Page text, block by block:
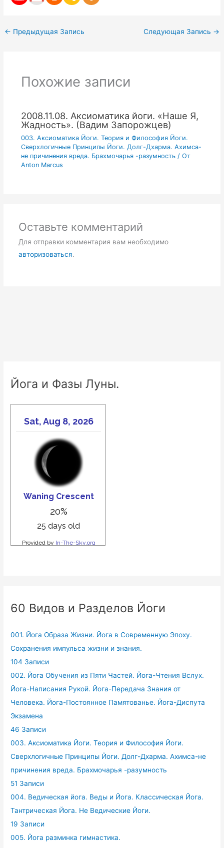
← Предыдущая Запись Следующая Запись →
Похожие записи
2008.11.08. Аксиоматика йоги. «Наше Я,
Жадность». (Вадим Запорожцев)
003. Аксиоматика Йоги. Теория и Философия Йоги.
Сверхлогичные Принципы Йоги. Долг-Дхарма. Ахимса-
не причинения вреда. Брахмочарья -разумность/ От
Anton Marcus
Оставьте комментарий
Для отправки комментария вам необходимо
авторизоваться.
Йога и Фазы Луны.
60 Видов и Разделов Йоги
001. Йога Образа Жизни. Йога в Современную Эпоху.
Сохранения импульса жизни и знания.
104 Записи
002. Йога Обучения из Пяти Частей. Йога-Чтения Вслух.
Йога-Написания Рукой. Йога-Передача Знания от
Человека. Йога-Постоянное Памятованье. Йога-Диспута
Экзамена
46 Записи
003. Аксиоматика Йоги. Теория и Философия Йоги.
Сверхлогичные Принципы Йоги. Долг-Дхарма. Ахимса-не
причинения вреда. Брахмочарья -разумность
51 Записи
004. Ведическая йога. Веды и Йога. Классическая Йога.
Тантрическая Йога. Не Ведические Йоги.
19 Записи
005. Йога разминка гимнастика.